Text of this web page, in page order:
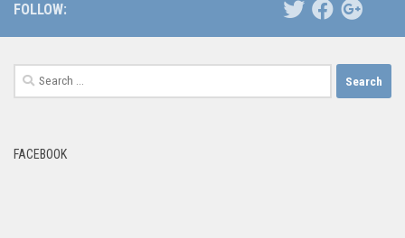
FOLLOW:
Search
for:
FACEBOOK